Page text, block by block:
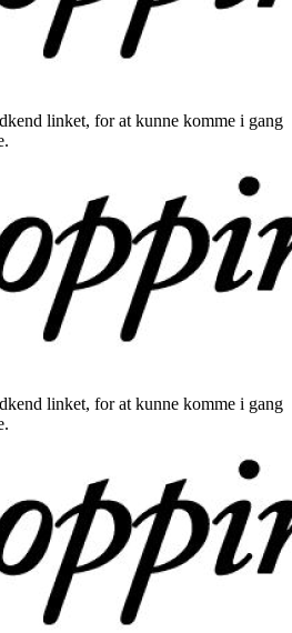
linket, for at kunne komme i gang
linket, for at kunne komme i gang